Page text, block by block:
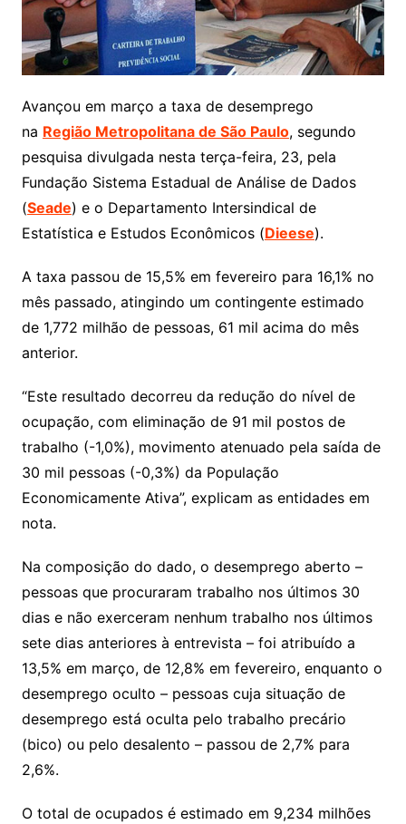
Avançou em março a taxa de desemprego
na Região Metropolitana de São Paulo, segundo
pesquisa divulgada nesta terça-feira, 23, pela
Fundação Sistema Estadual de Análise de Dados
(Seade) e o Departamento Intersindical de
Estatística e Estudos Econômicos (Dieese).
A taxa passou de 15,5% em fevereiro para 16,1% no
mês passado, atingindo um contingente estimado
de 1,772 milhão de pessoas, 61 mil acima do mês
anterior.
“Este resultado decorreu da redução do nível de
ocupação, com eliminação de 91 mil postos de
trabalho (-1,0%), movimento atenuado pela saída de
30 mil pessoas (-0,3%) da População
Economicamente Ativa”, explicam as entidades em
nota.
Na composição do dado, o desemprego aberto –
pessoas que procuraram trabalho nos últimos 30
dias e não exerceram nenhum trabalho nos últimos
sete dias anteriores à entrevista – foi atribuído a
13,5% em março, de 12,8% em fevereiro, enquanto o
desemprego oculto – pessoas cuja situação de
desemprego está oculta pelo trabalho precário
(bico) ou pelo desalento – passou de 2,7% para
2,6%.
O total de ocupados é estimado em 9,234 milhões